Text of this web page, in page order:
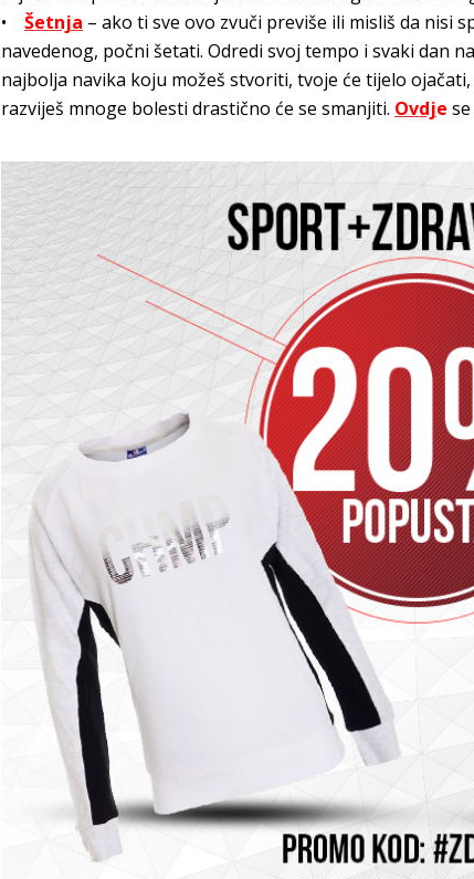
• Šetnja – ako ti sve ovo zvuči previše ili misliš da nisi
navedenog, počni šetati. Odredi svoj tempo i svaki dan
najbolja navika koju možeš stvoriti, tvoje će tijelo
razviješ mnoge bolesti drastično će se smanjiti. Ovdje